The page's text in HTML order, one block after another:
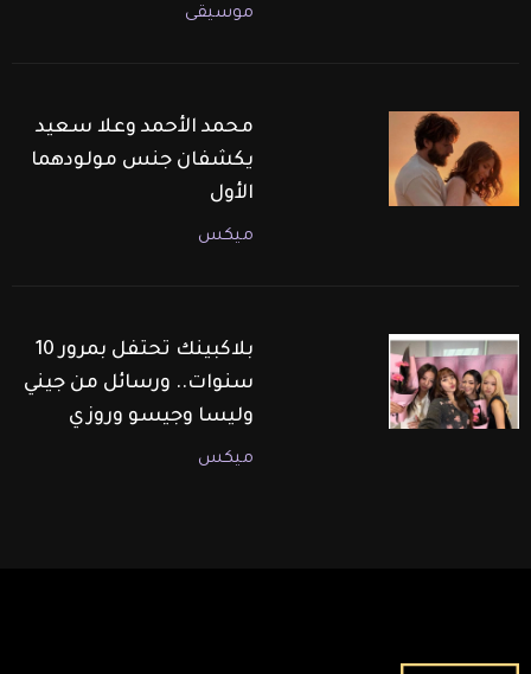
موسيقى
محمد الأحمد وعلا سعيد
يكشفان جنس مولودهما
الأول
ميكس
بلاكبينك تحتفل بمرور 10
سنوات.. ورسائل من جيني
وليسا وجيسو وروزي
ميكس